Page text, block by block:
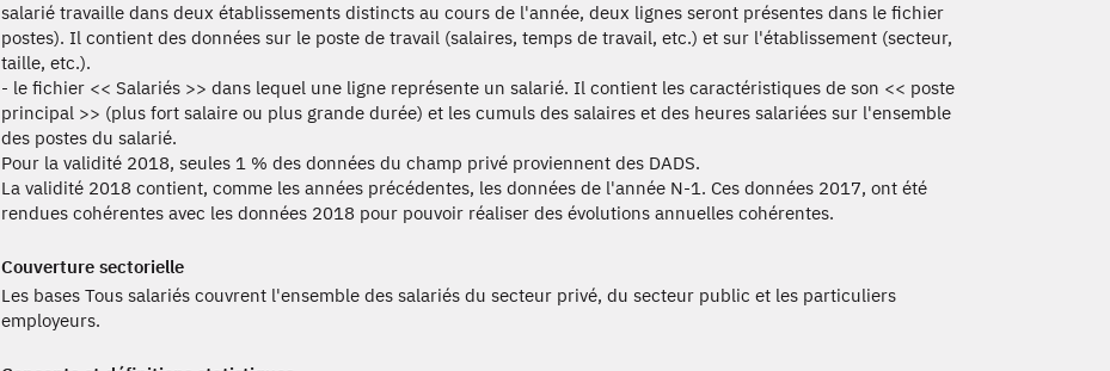
salarié travaille dans deux établissements distincts au cours de l'année, deux lignes seront présentes dans le fichier
postes). Il contient des données sur le poste de travail (salaires, temps de travail, etc.) et sur l'établissement (secteur,
taille, etc.).
- le fichier << Salariés >> dans lequel une ligne représente un salarié. Il contient les caractéristiques de son << poste
principal >> (plus fort salaire ou plus grande durée) et les cumuls des salaires et des heures salariées sur l'ensemble
des postes du salarié.
Pour la validité 2018, seules 1 % des données du champ privé proviennent des DADS.
La validité 2018 contient, comme les années précédentes, les données de l'année N-1. Ces données 2017, ont été
rendues cohérentes avec les données 2018 pour pouvoir réaliser des évolutions annuelles cohérentes.
Couverture sectorielle
Les bases Tous salariés couvrent l'ensemble des salariés du secteur privé, du secteur public et les particuliers
employeurs.